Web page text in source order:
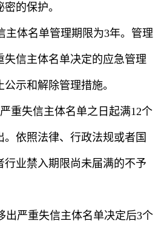
的保护。
主体名单管理期限为3年。管理
失信主体名单决定的应急管理
示和解除管理措施。
重失信主体名单之日起满12个
依照法律、行政法规或者国
行业禁入期限尚未届满的不予
出严重失信主体名单决定后3个